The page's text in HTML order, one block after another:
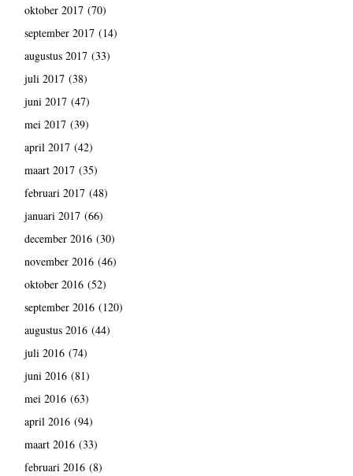
oktober 2017(70)
september 2017(14)
augustus 2017(33)
juli 2017(38)
juni 2017(47)
mei 2017(39)
april 2017(42)
maart 2017(35)
februari 2017(48)
januari 2017(66)
december 2016(30)
november 2016(46)
oktober 2016(52)
september 2016(120)
augustus 2016(44)
juli 2016(74)
juni 2016(81)
mei 2016(63)
april 2016(94)
maart 2016(33)
februari 2016(8)